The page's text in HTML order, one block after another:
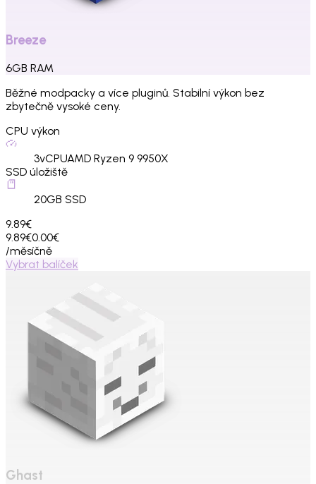
Breeze
6GB RAM
Běžné modpacky a více pluginů. Stabilní výkon bez
zbytečně vysoké ceny.
CPU výkon
3vCPUAMD Ryzen 9 9950X
SSD úložiště
20GB SSD
9.89€
9.89€0.00€
/měsíčně
Vybrat balíček
Ghast